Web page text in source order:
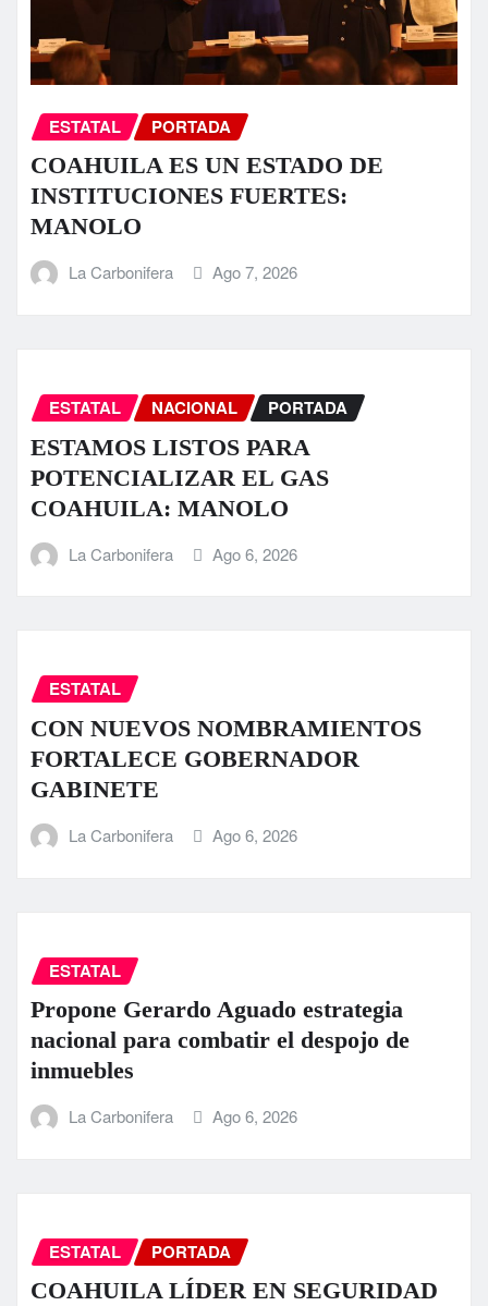
ESTATAL PORTADA
COAHUILA ES UN ESTADO DE
INSTITUCIONES FUERTES:
MANOLO
La Carbonifera Ago 7, 2026
ESTATAL NACIONAL PORTADA
ESTAMOS LISTOS PARA
POTENCIALIZAR EL GAS
COAHUILA: MANOLO
La Carbonifera Ago 6, 2026
ESTATAL
CON NUEVOS NOMBRAMIENTOS
FORTALECE GOBERNADOR
GABINETE
La Carbonifera Ago 6, 2026
ESTATAL
Propone Gerardo Aguado estrategia
nacional para combatir el despojo de
inmuebles
La Carbonifera Ago 6, 2026
ESTATAL PORTADA
COAHUILA LÍDER EN SEGURIDAD